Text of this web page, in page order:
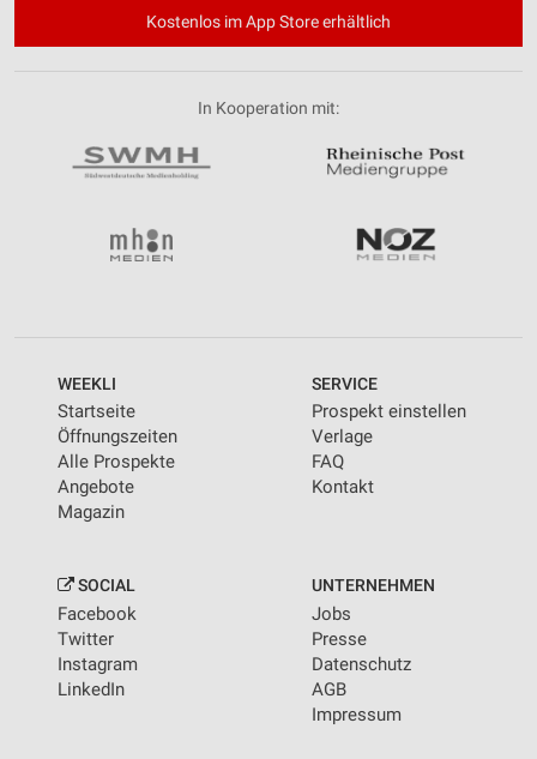
Kostenlos im App Store erhältlich
In Kooperation mit:
WEEKLI
Startseite
Öffnungszeiten
Alle Prospekte
Angebote
Magazin
SERVICE
Prospekt einstellen
Verlage
FAQ
Kontakt
SOCIAL
Facebook
Twitter
Instagram
LinkedIn
UNTERNEHMEN
Jobs
Presse
Datenschutz
AGB
Impressum